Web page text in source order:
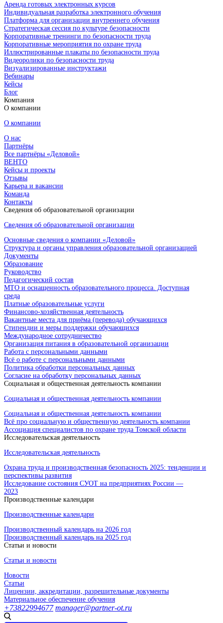
Аренда готовых электронных курсов
Индивидуальная разработка электронного обучения
Платформа для организации внутреннего обучения
Стратегическая сессия по культуре безопасности
Корпоративные тренинги по безопасности труда
Корпоративные мероприятия по охране труда
Иллюстрированные плакаты по безопасности труда
Видеоролики по безопасности труда
Визуализированные инструктажи
Вебинары
Кейсы
Блог
Компания
О компании
О компании
О нас
Партнёры
Все партнёры «Деловой»
ВЕНТО
Кейсы и проекты
Отзывы
Карьера и вакансии
Команда
Контакты
Сведения об образовательной организации
Сведения об образовательной организации
Основные сведения о компании «Деловой»
Структура и органы управления образовательной организацией
Документы
Образование
Руководство
Педагогический состав
МТО и оснащенность образовательного процесса. Доступная
среда
Платные образовательные услуги
Финансово-хозяйственная деятельность
Вакантные места для приёма (перевода) обучающихся
Стипендии и меры поддержки обучающихся
Международное сотрудничество
Организация питания в образовательной организации
Работа с персональными данными
Всё о работе с персональными данными
Политика обработки персональных данных
Согласие на обработку персональных данных
Социальная и общественная деятельность компании
Социальная и общественная деятельность компании
Социальная и общественная деятельность компании
Всё про социальную и общественную деятельность компании
Ассоциация специалистов по охране труда Томской области
Исследовательская деятельность
Исследовательская деятельность
Охрана труда и производственная безопасность 2025: тенденции и
перспективы развития
Исследование состояния СУОТ на предприятиях России —
2023
Производственные календари
Производственные календари
Производственный календарь на 2026 год
Производственный календарь на 2025 год
Статьи и новости
Статьи и новости
Новости
Статьи
Лицензии, аккредитации, разрешительные документы
Материальное обеспечение обучения
+73822994677 manager@partner-ot.ru